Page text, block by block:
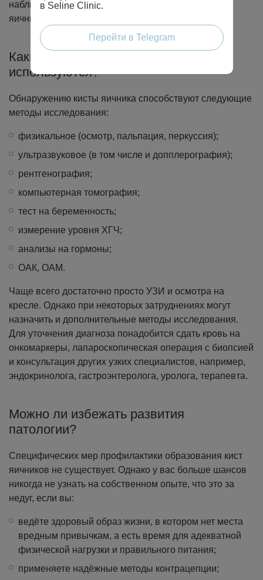
наблюдения и лечения, ведь любая патология
яичников способна привести к бесплодию.
Какие методы диагностики
используются?
Обнаружению кисты яичника способствуют следующие
методы исследования:
физикальное (осмотр, пальпация, перкуссия);
ультразвуковое (в том числе и допплерография);
рентгенография;
компьютерная томография;
тест на беременность;
измерение уровня ХГЧ;
анализы на гормоны;
ОАК, ОАМ.
Чаще всего достаточно просто УЗИ и осмотра на
кресле. Однако при некоторых затруднениях могут
назначить и дополнительные методы исследования.
Для уточнения диагноза понадобится сдать кровь на
онкомаркеры, лапароскопическая операция с биопсией
и консультация других узких специалистов, например,
эндокринолога, гастроэнтеролога, уролога, терапевта.
Можно ли избежать развития
патологии?
Специфических мер профилактики образования кист
яичников не существует. Однако у вас больше шансов
никогда не узнать на собственном опыте, что это за
недуг, если вы:
ведёте здоровый образ жизни, в котором нет места
вредным привычкам, а есть время для адекватной
физической нагрузки и правильного питания;
применяете надёжные методы контрацепции;
в Seline Clinic.
Перейти в Telegram